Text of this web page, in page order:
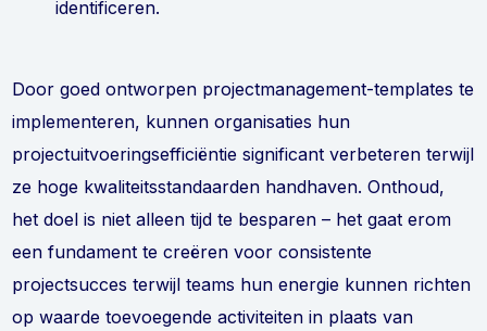
identificeren.
Door goed ontworpen projectmanagement-templates te
implementeren, kunnen organisaties hun
projectuitvoeringsefficiëntie significant verbeteren terwijl
ze hoge kwaliteitsstandaarden handhaven. Onthoud,
het doel is niet alleen tijd te besparen – het gaat erom
een fundament te creëren voor consistente
projectsucces terwijl teams hun energie kunnen richten
op waarde toevoegende activiteiten in plaats van